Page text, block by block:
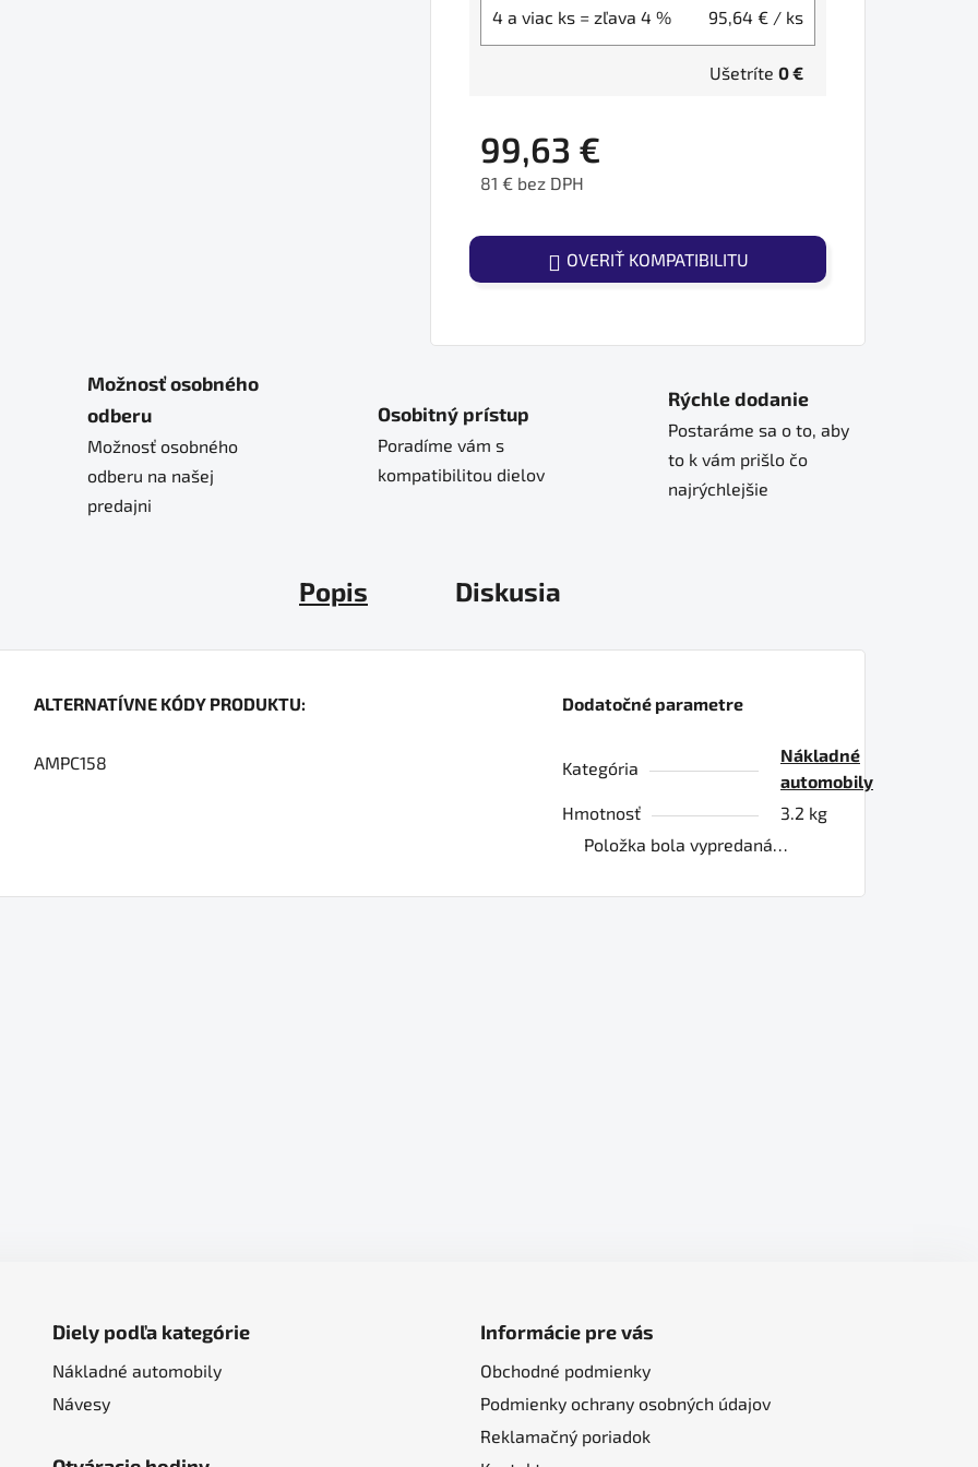
4 a viac ks = zľava 4 % 95,64 € / ks
Ušetríte 0 €
99,63 €
81 € bez DPH
OVERIŤ KOMPATIBILITU
Možnosť osobného
odberu
Možnosť osobného
odberu na našej
predajni
Osobitný prístup
Poradíme vám s
kompatibilitou dielov
Rýchle dodanie
Postaráme sa o to, aby
to k vám prišlo čo
najrýchlejšie
Popis Diskusia
ALTERNATÍVNE KÓDY PRODUKTU:
AMPC158
Dodatočné parametre
Kategória
Nákladné
automobily
Hmotnosť
3.2 kg
Položka bola vypredaná…
Diely podľa kategórie
Nákladné automobily
Návesy
Informácie pre vás
Obchodné podmienky
Podmienky ochrany osobných údajov
Reklamačný poriadok